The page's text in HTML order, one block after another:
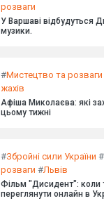
розваги
У Варшаві відбудуться
музики.
#Мистецтво та розваги
жахів
Афіша Миколаєва: які
цьому тижні
#Збройні сили України #
розваги #Львів
Фільм "Дисидент": коли
переглянути онлайн в